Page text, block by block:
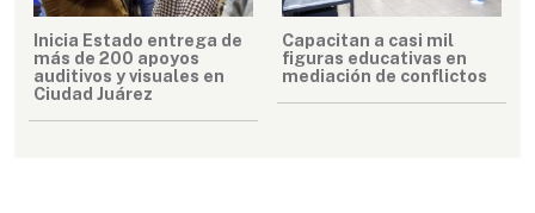
Inicia Estado entrega de
más de 200 apoyos
auditivos y visuales en
Ciudad Juárez
Capacitan a casi mil
figuras educativas en
mediación de conflictos